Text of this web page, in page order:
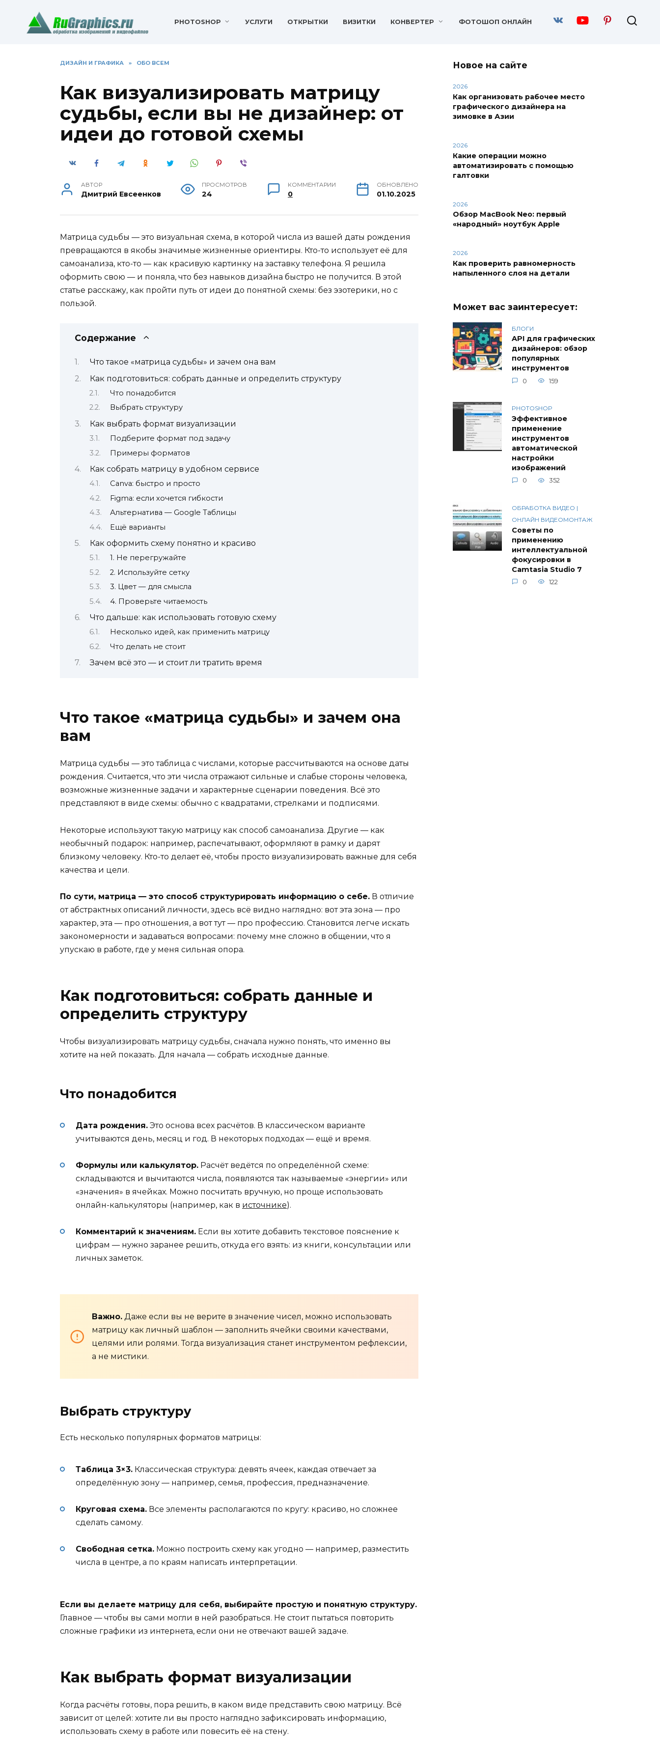
содержанию
PHOTOSHOP УСЛУГИ ОТКРЫТКИ ВИЗИТКИ КОНВЕРТЕР ФОТОШОП ОНЛАЙН
ДИЗАЙН И ГРАФИКА » ОБО ВСЕМ
Как визуализировать матрицу
судьбы, если вы не дизайнер: от
идеи до готовой схемы
АВТОР
Дмитрий Евсеенков
ПРОСМОТРОВ
24
КОММЕНТАРИИ
0
ОБНОВЛЕНО
01.10.2025
Матрица судьбы — это визуальная схема, в которой числа из вашей даты рождения
превращаются в якобы значимые жизненные ориентиры. Кто-то использует её для
самоанализа, кто-то — как красивую картинку на заставку телефона. Я решила
оформить свою — и поняла, что без навыков дизайна быстро не получится. В этой
статье расскажу, как пройти путь от идеи до понятной схемы: без эзотерики, но с
пользой.
Содержание
Что такое «матрица судьбы» и зачем она вам
Как подготовиться: собрать данные и определить структуру
Что понадобится
Выбрать структуру
Как выбрать формат визуализации
Подберите формат под задачу
Примеры форматов
Как собрать матрицу в удобном сервисе
Canva: быстро и просто
Figma: если хочется гибкости
Альтернатива — Google Таблицы
Ещё варианты
Как оформить схему понятно и красиво
1. Не перегружайте
2. Используйте сетку
3. Цвет — для смысла
4. Проверьте читаемость
Что дальше: как использовать готовую схему
Несколько идей, как применить матрицу
Что делать не стоит
Зачем всё это — и стоит ли тратить время
Что такое «матрица судьбы» и зачем она
вам
Матрица судьбы — это таблица с числами, которые рассчитываются на основе даты
рождения. Считается, что эти числа отражают сильные и слабые стороны человека,
возможные жизненные задачи и характерные сценарии поведения. Всё это
представляют в виде схемы: обычно с квадратами, стрелками и подписями.
Некоторые используют такую матрицу как способ самоанализа. Другие — как
необычный подарок: например, распечатывают, оформляют в рамку и дарят
близкому человеку. Кто-то делает её, чтобы просто визуализировать важные для себя
качества и цели.
По сути, матрица — это способ структурировать информацию о себе. В отличие
от абстрактных описаний личности, здесь всё видно наглядно: вот эта зона — про
характер, эта — про отношения, а вот тут — про профессию. Становится легче искать
закономерности и задаваться вопросами: почему мне сложно в общении, что я
упускаю в работе, где у меня сильная опора.
Как подготовиться: собрать данные и
определить структуру
Чтобы визуализировать матрицу судьбы, сначала нужно понять, что именно вы
хотите на ней показать. Для начала — собрать исходные данные.
Что понадобится
Дата рождения. Это основа всех расчётов. В классическом варианте
учитываются день, месяц и год. В некоторых подходах — ещё и время.
Формулы или калькулятор. Расчёт ведётся по определённой схеме:
складываются и вычитаются числа, появляются так называемые «энергии» или
«значения» в ячейках. Можно посчитать вручную, но проще использовать
онлайн-калькуляторы (например, как в источнике).
Комментарий к значениям. Если вы хотите добавить текстовое пояснение к
цифрам — нужно заранее решить, откуда его взять: из книги, консультации или
личных заметок.
Важно. Даже если вы не верите в значение чисел, можно использовать
матрицу как личный шаблон — заполнить ячейки своими качествами,
целями или ролями. Тогда визуализация станет инструментом рефлексии,
а не мистики.
Выбрать структуру
Есть несколько популярных форматов матрицы:
Таблица 3×3. Классическая структура: девять ячеек, каждая отвечает за
определённую зону — например, семья, профессия, предназначение.
Круговая схема. Все элементы располагаются по кругу: красиво, но сложнее
сделать самому.
Свободная сетка. Можно построить схему как угодно — например, разместить
числа в центре, а по краям написать интерпретации.
Если вы делаете матрицу для себя, выбирайте простую и понятную структуру.
Главное — чтобы вы сами могли в ней разобраться. Не стоит пытаться повторить
сложные графики из интернета, если они не отвечают вашей задаче.
Как выбрать формат визуализации
Когда расчёты готовы, пора решить, в каком виде представить свою матрицу. Всё
зависит от целей: хотите ли вы просто наглядно зафиксировать информацию,
использовать схему в работе или повесить её на стену.
Новое на сайте
2026
Как организовать рабочее место
графического дизайнера на
зимовке в Азии
2026
Какие операции можно
автоматизировать с помощью
галтовки
2026
Обзор MacBook Neo: первый
«народный» ноутбук Apple
2026
Как проверить равномерность
напыленного слоя на детали
Может вас заинтересует:
БЛОГИ
API для графических
дизайнеров: обзор
популярных
инструментов
0 159
PHOTOSHOP
Эффективное
применение
инструментов
автоматической
настройки
изображений
0 352
ОБРАБОТКА ВИДЕО |
ОНЛАЙН ВИДЕОМОНТАЖ
Советы по
применению
интеллектуальной
фокусировки в
Camtasia Studio 7
0 122